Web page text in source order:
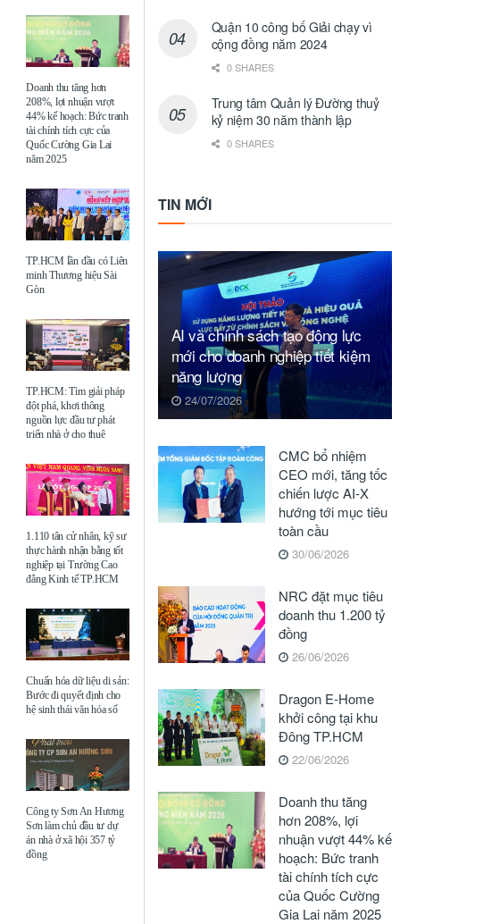
Doanh thu tăng hơn
208%, lợi nhuận vượt
44% kế hoạch: Bức tranh
tài chính tích cực của
Quốc Cường Gia Lai
năm 2025
TP.HCM lần đầu có Liên
minh Thương hiệu Sài
Gòn
TP.HCM: Tìm giải pháp
đột phá, khơi thông
nguồn lực đầu tư phát
triển nhà ở cho thuê
1.110 tân cử nhân, kỹ sư
thực hành nhận bằng tốt
nghiệp tại Trường Cao
đẳng Kinh tế TP.HCM
Chuẩn hóa dữ liệu di sản:
Bước đi quyết định cho
hệ sinh thái văn hóa số
Công ty Sơn An Hương
Sơn làm chủ đầu tư dự
án nhà ở xã hội 357 tỷ
đồng
Quận 10 công bố Giải chạy vì
cộng đồng năm 2024
0 SHARES
Trung tâm Quản lý Đường thuỷ
kỷ niệm 30 năm thành lập
0 SHARES
TIN MỚI
AI và chính sách tạo động lực
mới cho doanh nghiệp tiết kiệm
năng lượng
24/07/2026
CMC bổ nhiệm
CEO mới, tăng tốc
chiến lược AI-X
hướng tới mục tiêu
toàn cầu
30/06/2026
NRC đặt mục tiêu
doanh thu 1.200 tỷ
đồng
26/06/2026
Dragon E-Home
khởi công tại khu
Đông TP.HCM
22/06/2026
Doanh thu tăng
hơn 208%, lợi
nhuận vượt 44% kế
hoạch: Bức tranh
tài chính tích cực
của Quốc Cường
Gia Lai năm 2025